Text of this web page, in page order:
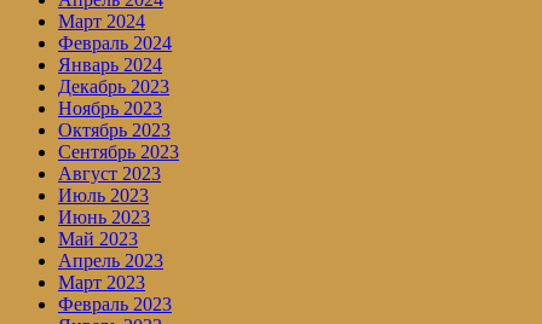
Март 2024
Февраль 2024
Январь 2024
Декабрь 2023
Ноябрь 2023
Октябрь 2023
Сентябрь 2023
Август 2023
Июль 2023
Июнь 2023
Май 2023
Апрель 2023
Март 2023
Февраль 2023